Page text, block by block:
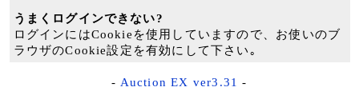
うまくログインできない?
ログインにはCookieを使用していますので、お使いのブ
ラウザのCookie設定を有効にして下さい｡
- Auction EX ver3.31 -